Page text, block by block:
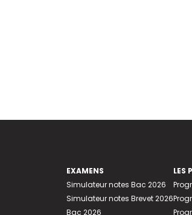
EXAMENS
Simulateur notes Bac 2026
Simulateur notes Brevet 2026
Bac 2026
LES